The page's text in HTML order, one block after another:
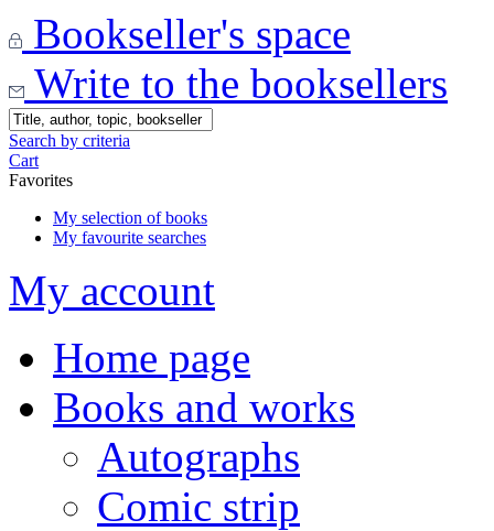
Bookseller's space
Write to the booksellers
Search by criteria
Cart
Favorites
My selection of books
My favourite searches
My account
Home page
Books and works
Autographs
Comic strip